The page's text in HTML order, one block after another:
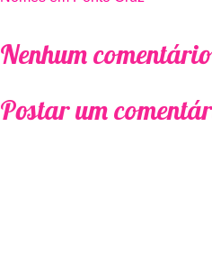
Nenhum
Postar um